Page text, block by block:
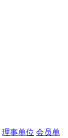
理事单位 会员单